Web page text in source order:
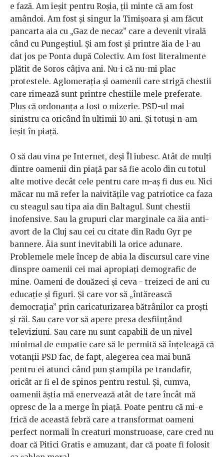
e fază. Am ieșit pentru Roșia, ții minte că am fost
amândoi. Am fost și singur la Timișoara și am făcut
pancarta aia cu „Gaz de necaz” care a devenit virală
când cu Pungeștiul. Și am fost și printre ăia de l-au
dat jos pe Ponta după Colectiv. Am fost literalmente
plătit de Soros câțiva ani. Nu-i că nu-mi plac
protestele. Aglomerația și oamenii care strigă chestii
care rimează sunt printre chestiile mele preferate.
Plus că ordonanța a fost o mizerie. PSD-ul mai
sinistru ca oricând în ultimii 10 ani. Și totuși n-am
ieșit în piață.
O să dau vina pe Internet, deși Îl iubesc. Atât de mulți
dintre oamenii din piață par să fie acolo din cu totul
alte motive decât cele pentru care m-aș fi dus eu. Nici
măcar nu mă refer la naivitățile vag patriotice ca faza
cu steagul sau tipa aia din Baltagul. Sunt chestii
inofensive. Sau la grupuri clar marginale ca ăia anti-
avort de la Cluj sau cei cu citate din Radu Gyr pe
bannere. Ăia sunt inevitabili la orice adunare.
Problemele mele încep de abia la discursul care vine
dinspre oamenii cei mai apropiați demografic de
mine. Oameni de douăzeci și ceva - treizeci de ani cu
educație și figuri. Și care vor să „întărească
democrația” prin caricaturizarea bătrânilor ca proști
și răi. Sau care vor să apere presa desființând
televiziuni. Sau care nu sunt capabili de un nivel
minimal de empatie care să le permită să înțeleagă că
votanții PSD fac, de fapt, alegerea cea mai bună
pentru ei atunci când pun ștampila pe trandafir,
oricât ar fi el de spinos pentru restul. Și, cumva,
oamenii ăștia mă enervează atât de tare încât mă
opresc de la a merge în piață. Poate pentru că mi-e
frică de această febră care a transformat oameni
perfect normali în creaturi monstruoase, care cred nu
doar că Pitici Gratis e amuzant, dar că poate fi folosit